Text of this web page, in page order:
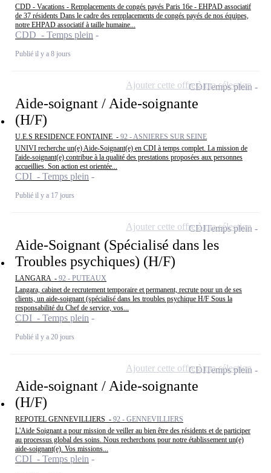
CDD - Vacations - Remplacements de congés payés Paris 16e - EHPAD associatif
de 37 résidents Dans le cadre des remplacements de congés payés de nos équipes,
notre EHPAD associatif à taille humaine...
CDD - Temps plein
Publié il y a 8 jours
Aide-soignant / Aide-soignante
(H/F)
U.E.S RESIDENCE FONTAINE - 92 - ASNIERES SUR SEINE
UNIVI recherche un(e) Aide-Soignant(e) en CDI à temps complet. La mission de
l'aide-soignant(e) contribue à la qualité des prestations proposées aux personnes
accueillies. Son action est orientée...
CDI - Temps plein
Publié il y a 17 jours
CDITemps plein
Ajouter cette offre à ma sélection
Aide-Soignant (Spécialisé dans les
Troubles psychiques) (H/F)
LANGARA - 92 - PUTEAUX
Langara, cabinet de recrutement temporaire et permanent, recrute pour un de ses
clients, un aide-soignant (spécialisé dans les troubles psychique H/F Sous la
responsabilité du Chef de service, vos...
CDI - Temps plein
Publié il y a 20 jours
CDITemps plein
Ajouter cette offre à ma sélection
Aide-soignant / Aide-soignante
(H/F)
REPOTEL GENNEVILLIERS - 92 - GENNEVILLIERS
L'Aide Soignant a pour mission de veiller au bien être des résidents et de participer
au processus global des soins. Nous recherchons pour notre établissement un(e)
aide-soignant(e). Vos missions...
CDI - Temps plein
CDITemps plein
Ajouter cette offre à ma sélection